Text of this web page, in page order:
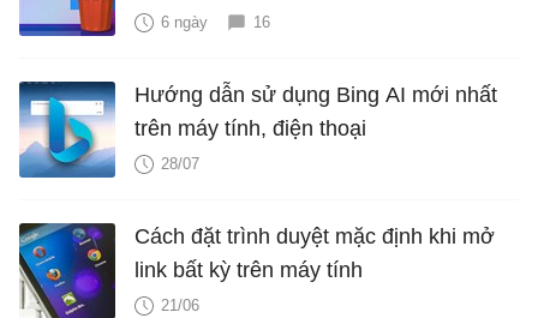
6 ngày 16
Hướng dẫn sử dụng Bing AI mới nhất
trên máy tính, điện thoại
28/07
Cách đặt trình duyệt mặc định khi mở
link bất kỳ trên máy tính
21/06